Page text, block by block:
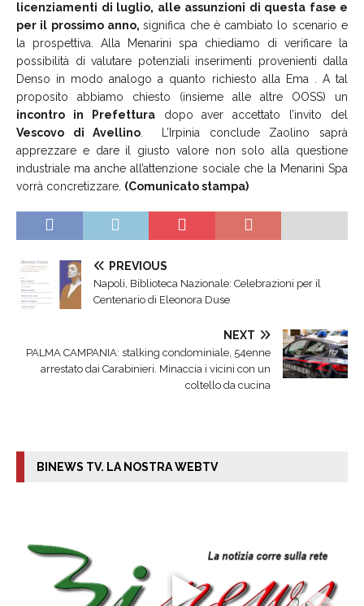
licenziamenti di luglio, alle assunzioni di questa fase e
per il prossimo anno,significa che è cambiato lo scenario e
la prospettiva. Alla Menarini spa chiediamo di verificare la
possibilità di valutare potenziali inserimenti provenienti dalla
Denso in modo analogo a quanto richiesto alla Ema . A tal
proposito abbiamo chiesto (insieme alle altre OOSS) un
incontro in Prefetturadopo aver accettato l’invito del
Vescovo di Avellino . L’Irpinia conclude Zaolino saprà
apprezzare e dare il giusto valore non solo alla questione
industriale ma anche all’attenzione sociale che la Menarini Spa
vorrà concretizzare. (Comunicato stampa)
PREVIOUS
Napoli, Biblioteca Nazionale: Celebrazioni per il
Centenario di Eleonora Duse
NEXT
PALMA CAMPANIA: stalking condominiale, 54enne
arrestato dai Carabinieri. Minaccia i vicini con un
coltello da cucina
BINEWS TV. LA NOSTRA WEBTV